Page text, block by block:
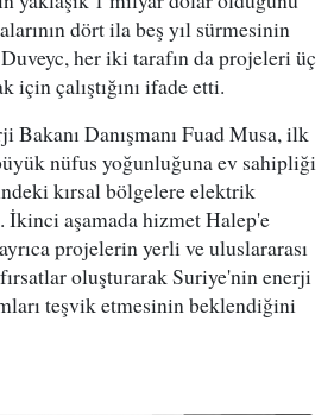
dört ila beş yıl sürmesinin
her iki tarafın da projeleri üç
için çalıştığını ifade etti.
Bakanı Danışmanı Fuad Musa, ilk
nüfus yoğunluğuna ev sahipliği
kırsal bölgelere elektrik
İkinci aşamada hizmet Halep'e
projelerin yerli ve uluslararası
oluşturarak Suriye'nin enerji
teşvik etmesinin beklendiğini